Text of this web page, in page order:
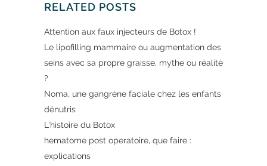
RELATED POSTS
Attention aux faux injecteurs de Botox !
Le lipofilling mammaire ou augmentation des
seins avec sa propre graisse, mythe ou réalité
?
Noma, une gangrène faciale chez les enfants
dénutris
L’histoire du Botox
hematome post operatoire, que faire :
explications